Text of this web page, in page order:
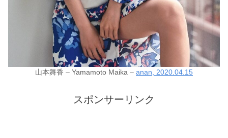
山本舞香 – Yamamoto Maika – anan, 2020.04.15
スポンサーリンク